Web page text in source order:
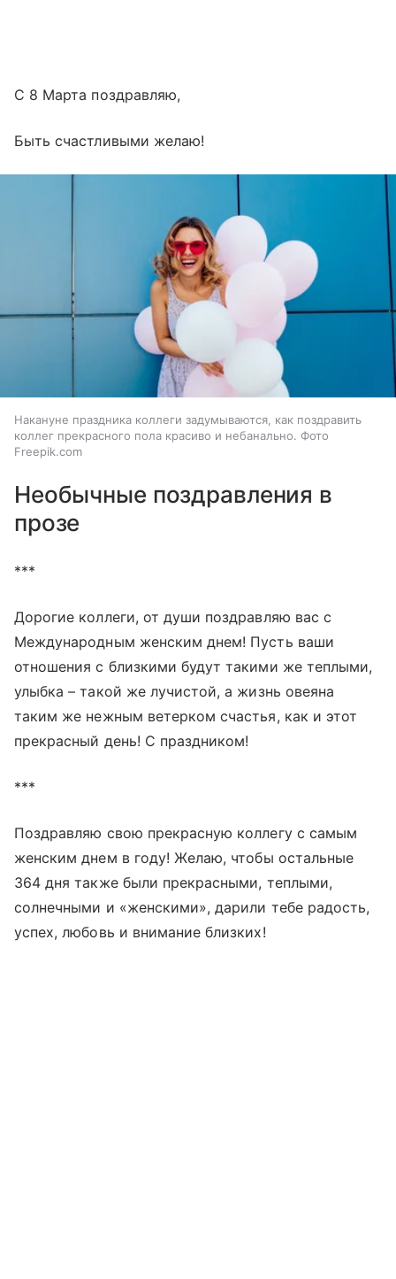
С 8 Марта поздравляю,
Быть счастливыми желаю!
Накануне праздника коллеги задумываются, как поздравить
коллег прекрасного пола красиво и небанально. Фото
Freepik.com
Необычные поздравления в
прозе
***
Дорогие коллеги, от души поздравляю вас с
Международным женским днем! Пусть ваши
отношения с близкими будут такими же теплыми,
улыбка – такой же лучистой, а жизнь овеяна
таким же нежным ветерком счастья, как и этот
прекрасный день! С праздником!
***
Поздравляю свою прекрасную коллегу с самым
женским днем в году! Желаю, чтобы остальные
364 дня также были прекрасными, теплыми,
солнечными и «женскими», дарили тебе радость,
успех, любовь и внимание близких!